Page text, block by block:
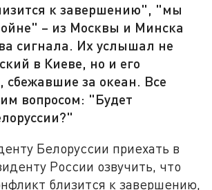
к завершению", "мы
– из Москвы и Минска
сигнала. Их услышал не
в Киеве, но и его
сбежавшие за океан. Все
вопросом: "Будет
Белоруссии приехать в
России озвучить, что
близится к завершению,